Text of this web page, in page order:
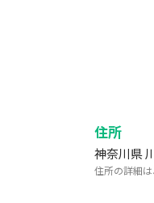
住所
神奈川県
住所の詳細